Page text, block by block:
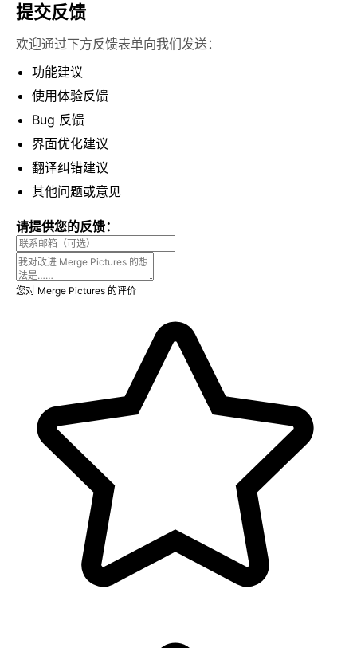
提交反馈
欢迎通过下方反馈表单向我们发送：
功能建议
使用体验反馈
Bug 反馈
界面优化建议
翻译纠错建议
其他问题或意见
请提供您的反馈：
您对 Merge Pictures 的评价